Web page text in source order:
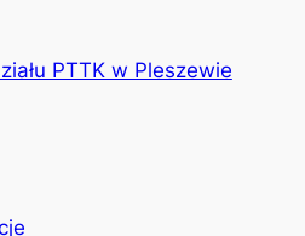
PTTK w Pleszewie